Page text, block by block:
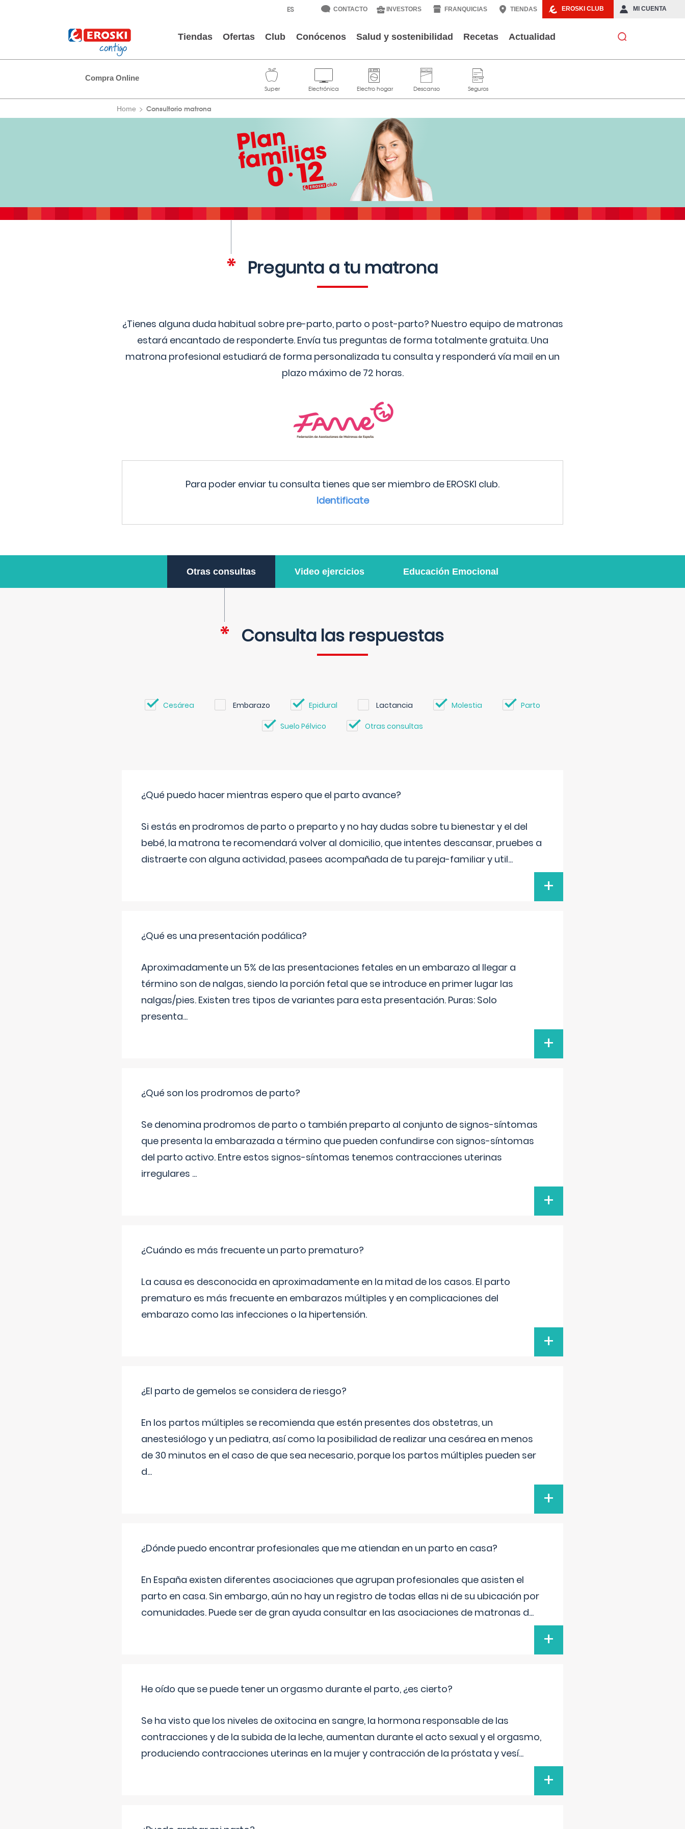
EROSKI CLUB MI CUENTA
CONTACTO INVESTORS FRANQUICIAS TIENDAS
Tiendas Ofertas Club Conócenos Salud y sostenibilidad Recetas Actualidad
Compra Online
Home Consultorio matrona
Pregunta a tu matrona
¿Tienes alguna duda habitual sobre pre-parto, parto o post-parto? Nuestro equipo de matronas
estará encantado de responderte. Envía tus preguntas de forma totalmente gratuita. Una
matrona profesional estudiará de forma personalizada tu consulta y responderá vía mail en un
plazo máximo de 72 horas.
Para poder enviar tu consulta tienes que ser miembro de EROSKI club.
Identificate
Otras consultas Video ejercicios Educación Emocional
Consulta las respuestas
Cesárea Embarazo Epidural Lactancia Molestia Parto
Suelo Pélvico Otras consultas
¿Qué puedo hacer mientras espero que el parto avance?
Si estás en prodromos de parto o preparto y no hay dudas sobre tu bienestar y el del
bebé, la matrona te recomendará volver al domicilio, que intentes descansar, pruebes a
distraerte con alguna actividad, pasees acompañada de tu pareja-familiar y util...
+
¿Qué es una presentación podálica?
Aproximadamente un 5% de las presentaciones fetales en un embarazo al llegar a
término son de nalgas, siendo la porción fetal que se introduce en primer lugar las
nalgas/pies. Existen tres tipos de variantes para esta presentación. Puras: Solo
presenta...
+
¿Qué son los prodromos de parto?
Se denomina prodromos de parto o también preparto al conjunto de signos-síntomas
que presenta la embarazada a término que pueden confundirse con signos-síntomas
del parto activo. Entre estos signos-síntomas tenemos contracciones uterinas
irregulares ...
+
¿Cuándo es más frecuente un parto prematuro?
La causa es desconocida en aproximadamente en la mitad de los casos. El parto
prematuro es más frecuente en embarazos múltiples y en complicaciones del
embarazo como las infecciones o la hipertensión.
+
¿El parto de gemelos se considera de riesgo?
En los partos múltiples se recomienda que estén presentes dos obstetras, un
anestesiólogo y un pediatra, así como la posibilidad de realizar una cesárea en menos
de 30 minutos en el caso de que sea necesario, porque los partos múltiples pueden ser
d...
+
¿Dónde puedo encontrar profesionales que me atiendan en un parto en casa?
En España existen diferentes asociaciones que agrupan profesionales que asisten el
parto en casa. Sin embargo, aún no hay un registro de todas ellas ni de su ubicación por
comunidades. Puede ser de gran ayuda consultar en las asociaciones de matronas d...
+
He oído que se puede tener un orgasmo durante el parto, ¿es cierto?
Se ha visto que los niveles de oxitocina en sangre, la hormona responsable de las
contracciones y de la subida de la leche, aumentan durante el acto sexual y el orgasmo,
produciendo contracciones uterinas en la mujer y contracción de la próstata y vesí...
+